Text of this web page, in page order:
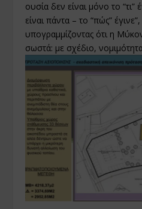
ουσία δεν είναι μόνο το “τι”
είναι πάντα – το “πώς”
υπογραμμίζοντας ότι η
σωστά: με σχέδιο,